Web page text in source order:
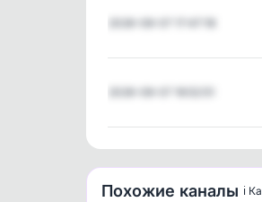
Похожие каналы ℹ️